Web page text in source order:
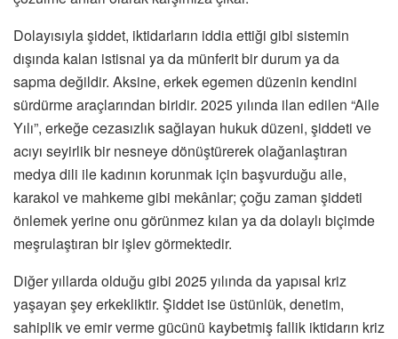
Dolayısıyla şiddet, iktidarların iddia ettiği gibi sistemin
dışında kalan istisnai ya da münferit bir durum ya da
sapma değildir. Aksine, erkek egemen düzenin kendini
sürdürme araçlarından biridir. 2025 yılında ilan edilen “Aile
Yılı”, erkeğe cezasızlık sağlayan hukuk düzeni, şiddeti ve
acıyı seyirlik bir nesneye dönüştürerek olağanlaştıran
medya dili ile kadının korunmak için başvurduğu aile,
karakol ve mahkeme gibi mekânlar; çoğu zaman şiddeti
önlemek yerine onu görünmez kılan ya da dolaylı biçimde
meşrulaştıran bir işlev görmektedir.
Diğer yıllarda olduğu gibi 2025 yılında da yapısal kriz
yaşayan şey erkekliktir. Şiddet ise üstünlük, denetim,
sahiplik ve emir verme gücünü kaybetmiş fallik iktidarın kriz